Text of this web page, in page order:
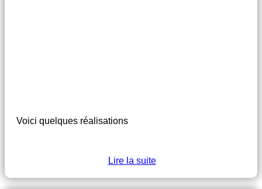
Voici quelques réalisations
Lire la suite